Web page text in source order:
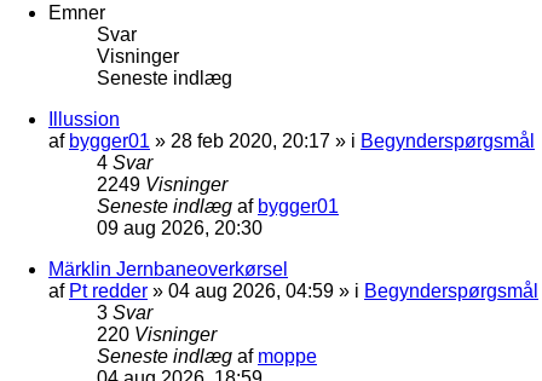
Emner
Svar
Visninger
Seneste indlæg
Illussion
af bygger01 » 28 feb 2020, 20:17 » i Begynderspørgsmål
4 Svar
2249 Visninger
Seneste indlæg af bygger01
09 aug 2026, 20:30
Märklin Jernbaneoverkørsel
af Pt redder » 04 aug 2026, 04:59 » i Begynderspørgsmål
3 Svar
220 Visninger
Seneste indlæg af moppe